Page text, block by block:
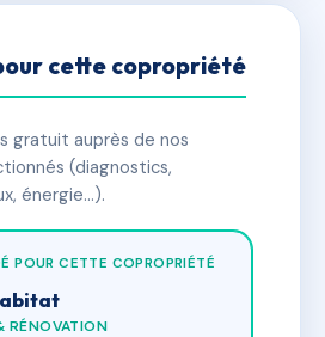
cette copropriété
gratuit auprès de nos
(diagnostics,
énergie…).
POUR CETTE COPROPRIÉTÉ
RÉNOVATION